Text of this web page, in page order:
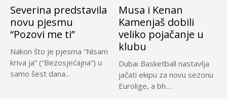
Severina predstavila
novu pjesmu
“Pozovi me ti”
Nakon što je pjesma “Nisam
kriva ja” (“Bezosjećajna”) u
samo šest dana...
Musa i Kenan
Kamenjaš dobili
veliko pojačanje u
klubu
Dubai Basketball nastavlja
jačati ekipu za novu sezonu
Eurolige, a bh.